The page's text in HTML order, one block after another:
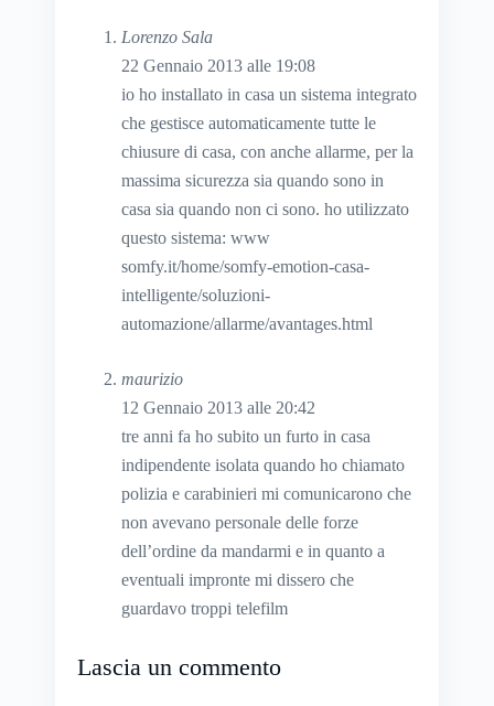
Lorenzo Sala
22 Gennaio 2013 alle 19:08
io ho installato in casa un sistema integrato
che gestisce automaticamente tutte le
chiusure di casa, con anche allarme, per la
massima sicurezza sia quando sono in
casa sia quando non ci sono. ho utilizzato
questo sistema: www
somfy.it/home/somfy-emotion-casa-
intelligente/soluzioni-
automazione/allarme/avantages.html
maurizio
12 Gennaio 2013 alle 20:42
tre anni fa ho subito un furto in casa
indipendente isolata quando ho chiamato
polizia e carabinieri mi comunicarono che
non avevano personale delle forze
dell’ordine da mandarmi e in quanto a
eventuali impronte mi dissero che
guardavo troppi telefilm
Lascia un commento